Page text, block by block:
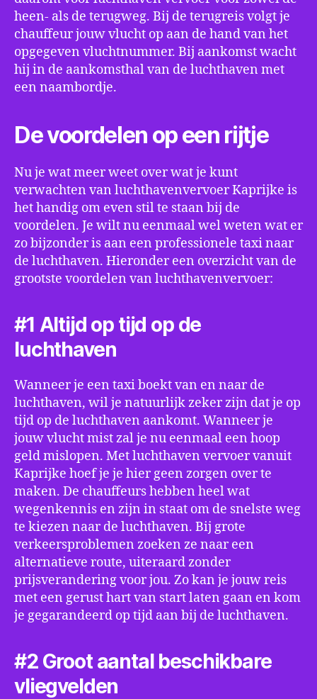
heen- als de terugweg. Bij de terugreis volgt je
chauffeur jouw vlucht op aan de hand van het
opgegeven vluchtnummer. Bij aankomst wacht
hij in de aankomsthal van de luchthaven met
een naambordje.
De voordelen op een rijtje
Nu je wat meer weet over wat je kunt
verwachten van luchthavenvervoer Kaprijke is
het handig om even stil te staan bij de
voordelen. Je wilt nu eenmaal wel weten wat er
zo bijzonder is aan een professionele taxi naar
de luchthaven. Hieronder een overzicht van de
grootste voordelen van luchthavenvervoer:
#1 Altijd op tijd op de
luchthaven
Wanneer je een taxi boekt van en naar de
luchthaven, wil je natuurlijk zeker zijn dat je op
tijd op de luchthaven aankomt. Wanneer je
jouw vlucht mist zal je nu eenmaal een hoop
geld mislopen. Met luchthaven vervoer vanuit
Kaprijke hoef je je hier geen zorgen over te
maken. De chauffeurs hebben heel wat
wegenkennis en zijn in staat om de snelste weg
te kiezen naar de luchthaven. Bij grote
verkeersproblemen zoeken ze naar een
alternatieve route, uiteraard zonder
prijsverandering voor jou. Zo kan je jouw reis
met een gerust hart van start laten gaan en kom
je gegarandeerd op tijd aan bij de luchthaven.
#2 Groot aantal beschikbare
vliegvelden